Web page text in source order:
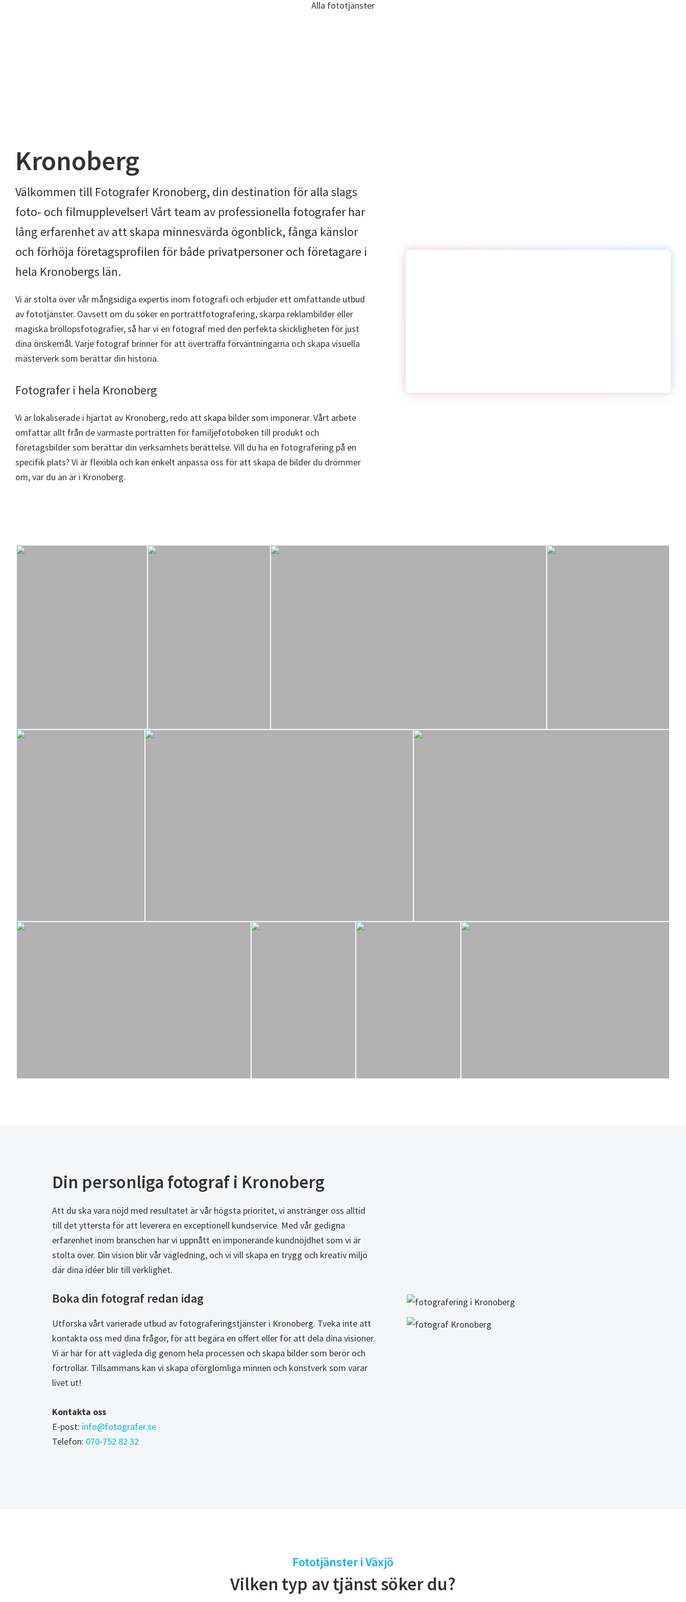
Alla fototjänster
Kronoberg
Välkommen till Fotografer Kronoberg, din destination för alla slags
foto- och filmupplevelser! Vårt team av professionella fotografer har
lång erfarenhet av att skapa minnesvärda ögonblick, fånga känslor
och förhöja företagsprofilen för både privatpersoner och företagare i
hela Kronobergs län.
Vi är stolta över vår mångsidiga expertis inom fotografi och erbjuder ett omfattande utbud
av fototjänster. Oavsett om du söker en porträttfotografering, skarpa reklambilder eller
magiska bröllopsfotografier, så har vi en fotograf med den perfekta skickligheten för just
dina önskemål. Varje fotograf brinner för att överträffa förväntningarna och skapa visuella
mästerverk som berättar din historia.
Fotografer i hela Kronoberg
Vi är lokaliserade i hjärtat av Kronoberg, redo att skapa bilder som imponerar. Vårt arbete
omfattar allt från de varmaste porträtten för familjefotoboken till produkt och
företagsbilder som berättar din verksamhets berättelse. Vill du ha en fotografering på en
specifik plats? Vi är flexibla och kan enkelt anpassa oss för att skapa de bilder du drömmer
om, var du än är i Kronoberg.
Din personliga fotograf i Kronoberg
Att du ska vara nöjd med resultatet är vår högsta prioritet, vi anstränger oss alltid
till det yttersta för att leverera en exceptionell kundservice. Med vår gedigna
erfarenhet inom branschen har vi uppnått en imponerande kundnöjdhet som vi är
stolta över. Din vision blir vår vägledning, och vi vill skapa en trygg och kreativ miljö
där dina idéer blir till verklighet.
Boka din fotograf redan idag
Utforska vårt varierade utbud av fotograferingstjänster i Kronoberg. Tveka inte att
kontakta oss med dina frågor, för att begära en offert eller för att dela dina visioner.
Vi är här för att vägleda dig genom hela processen och skapa bilder som berör och
förtrollar. Tillsammans kan vi skapa oförglömliga minnen och konstverk som varar
livet ut!
Kontakta oss
E-post: info@fotografer.se
Telefon: 070-752 82 32
Fototjänster i Växjö
Vilken typ av tjänst söker du?